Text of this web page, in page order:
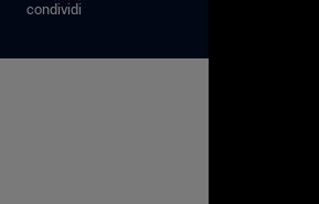
condividi